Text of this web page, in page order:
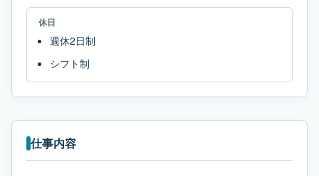
休日
週休2日制
シフト制
仕事内容